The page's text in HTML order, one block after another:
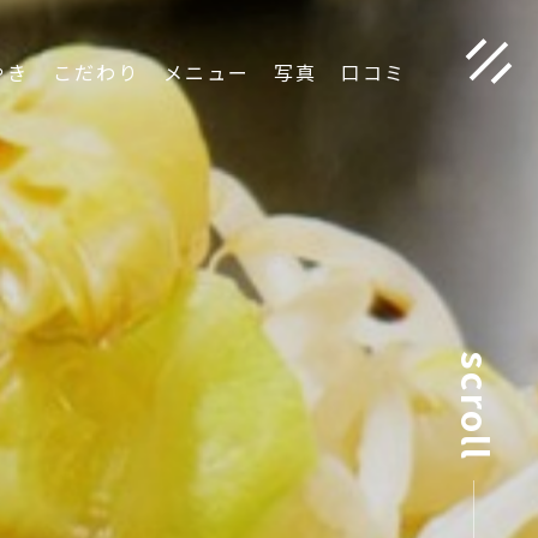
き こだわり メニュー 写真 口コミ
scroll